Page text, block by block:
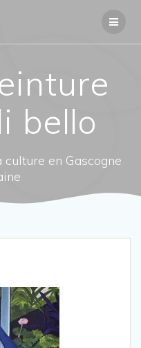
bello
en Gascogne